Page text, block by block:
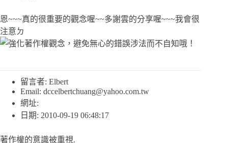
恩~~~真的很重要的觀念喔~~多謝雲的分享喔~~~我會很
注意ㄉ
留言者: Elbert
Email: dccelbertchuang@yahoo.com.tw
網址:
日期: 2010-09-19 06:48:17
著作權的意識被重視.